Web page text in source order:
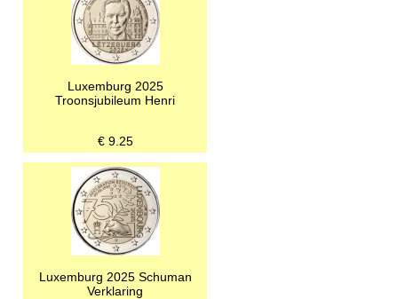
Luxemburg 2025
Troonsjubileum Henri
€ 9.25
Luxemburg 2025 Schuman
Verklaring